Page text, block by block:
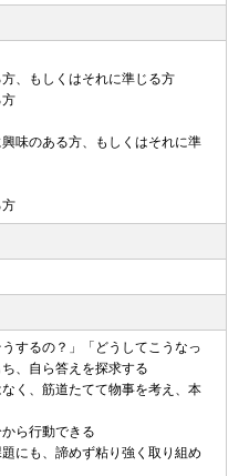
、もしくはそれに準じる方
味のある方、もしくはそれに準
するの？」「どうしてこうなっ
、自ら答えを探求する
く、筋道たてて物事を考え、本
ら行動できる
にも、諦めず粘り強く取り組め